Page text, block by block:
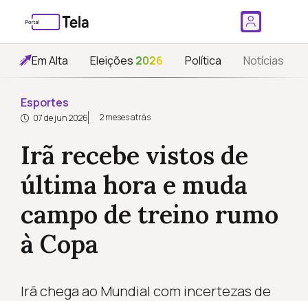
Em Alta Eleições 2026 Política Notícias
Esportes
07 de jun 2026 2 meses atrás
Irã recebe vistos de
última hora e muda
campo de treino rumo
à Copa
Irã chega ao Mundial com incertezas de